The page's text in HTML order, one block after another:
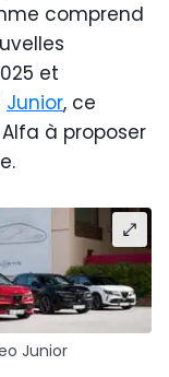
comprend
et
Junior, ce
à proposer
Junior